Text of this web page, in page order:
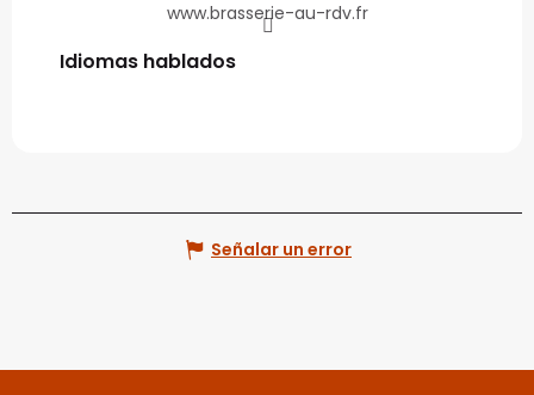
www.brasserie-au-rdv.fr
Idiomas hablados
Idiomas hablados
Señalar un error